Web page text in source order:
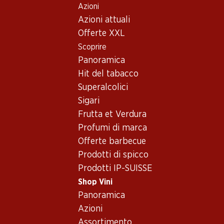
Azioni
Azioni attuali
Offerte XXL
Scoprire
Panoramica
Hit del tabacco
Superalcolici
Sigari
Frutta et Verdura
Profumi di marca
Offerte barbecue
Prodotti di spicco
Prodotti IP-SUISSE
Shop Vini
Panoramica
Azioni
Conoscenza dei vini
Zweigelt – Il rosso
preferito dall'Austria